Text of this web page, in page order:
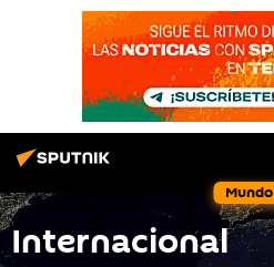
Mundo
Internacional